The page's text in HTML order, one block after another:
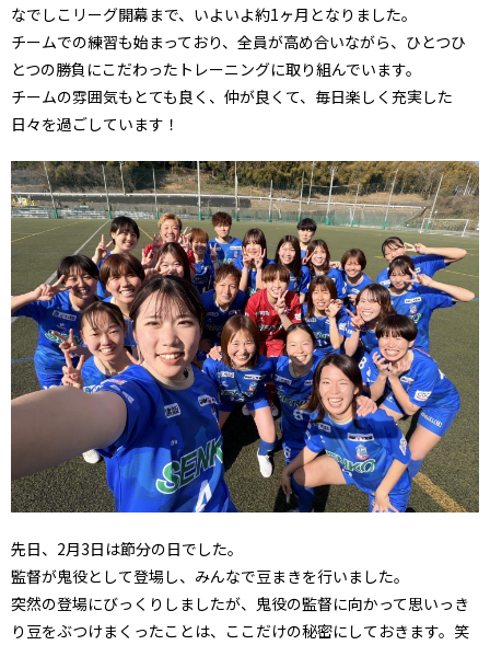
なでしこリーグ開幕まで、いよいよ約1ヶ月となりました。
チームでの練習も始まっており、全員が高め合いながら、ひとつひ
とつの勝負にこだわったトレーニングに取り組んでいます。
チームの雰囲気もとても良く、仲が良くて、毎日楽しく充実した
日々を過ごしています！
先日、2月3日は節分の日でした。
監督が鬼役として登場し、みんなで豆まきを行いました。
突然の登場にびっくりしましたが、鬼役の監督に向かって思いっき
り豆をぶつけまくったことは、ここだけの秘密にしておきます。笑